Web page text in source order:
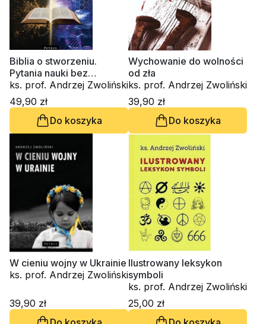
Biblia o stworzeniu.
Pytania nauki bez
odpowiedzi
ks. prof. Andrzej Zwoliński
49,90 zł
Do koszyka
Wychowanie do wolności
od zła
ks. prof. Andrzej Zwoliński
39,90 zł
Do koszyka
W cieniu wojny w Ukrainie
ks. prof. Andrzej Zwoliński
39,90 zł
Ilustrowany leksykon
symboli
ks. prof. Andrzej Zwoliński
25,00 zł